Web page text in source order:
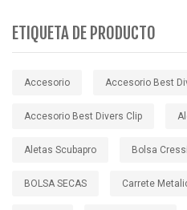
ETIQUETA DE PRODUCTO
Accesorio Accesorio Best
Accesorio Best Divers Clip
Aletas Scubapro Bolsa Cressi
BOLSA SECAS Carrete